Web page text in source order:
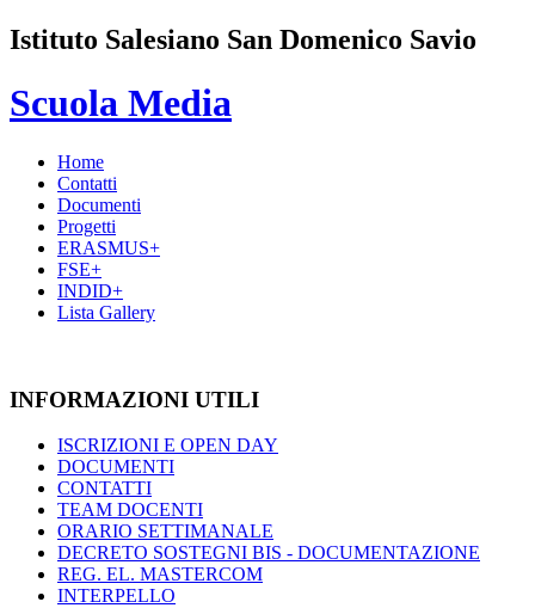
Istituto Salesiano San Domenico Savio
Scuola Media
Home
Contatti
Documenti
Progetti
ERASMUS+
FSE+
INDID+
Lista Gallery
INFORMAZIONI UTILI
ISCRIZIONI E OPEN DAY
DOCUMENTI
CONTATTI
TEAM DOCENTI
ORARIO SETTIMANALE
DECRETO SOSTEGNI BIS - DOCUMENTAZIONE
REG. EL. MASTERCOM
INTERPELLO